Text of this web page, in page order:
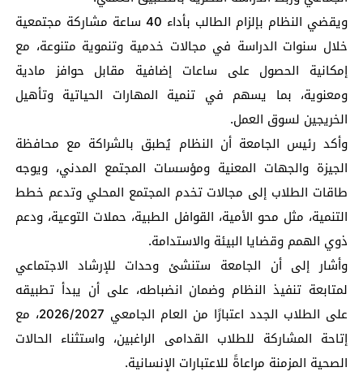
ويقضي النظام بإلزام الطالب بأداء 40 ساعة مشاركة مجتمعية
خلال سنوات الدراسة في مجالات خدمية وتنموية متنوعة، مع
إمكانية الحصول على ساعات إضافية مقابل حوافز مادية
ومعنوية، بما يسهم في تنمية المهارات الحياتية وتأهيل
الخريجين لسوق العمل.
وأكد رئيس الجامعة أن النظام يُطبق بالشراكة مع محافظة
الجيزة والجهات المعنية ومؤسسات المجتمع المدني، ويوجه
طاقات الطلاب إلى مجالات تخدم المجتمع المحلي وتدعم خطط
التنمية، مثل محو الأمية، القوافل الطبية، حملات التوعية، ودعم
ذوي الهمم وقضايا البيئة والاستدامة.
وأشار إلى أن الجامعة ستنشئ وحدات للإرشاد الاجتماعي
لمتابعة تنفيذ النظام وضمان انضباطه، على أن يبدأ تطبيقه
على الطلاب الجدد اعتبارًا من العام الجامعي 2026/2027، مع
إتاحة المشاركة للطلاب القدامى الراغبين، واستثناء الحالات
الصحية المزمنة مراعاةً للاعتبارات الإنسانية.